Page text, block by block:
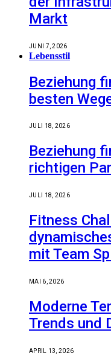
Markt
JUNI 7, 2026
Lebensstil
Beziehung
besten
JULI 18, 2026
Beziehung
richtigen
JULI 18, 2026
Fitness
mit Team
MAI 6, 2026
Moderne
Trends und
APRIL 13, 2026